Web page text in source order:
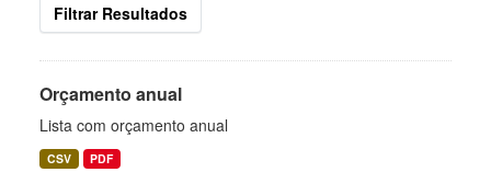
Filtrar Resultados
Orçamento anual
Lista com orçamento anual
CSV PDF